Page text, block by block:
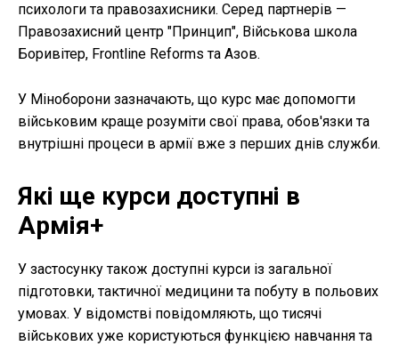
психологи та правозахисники. Серед партнерів —
Правозахисний центр "Принцип", Військова школа
Боривітер, Frontline Reforms та Азов.
У Міноборони зазначають, що курс має допомогти
військовим краще розуміти свої права, обов'язки та
внутрішні процеси в армії вже з перших днів служби.
Які ще курси доступні в
Армія+
У застосунку також доступні курси із загальної
підготовки, тактичної медицини та побуту в польових
умовах. У відомстві повідомляють, що тисячі
військових уже користуються функцією навчання та